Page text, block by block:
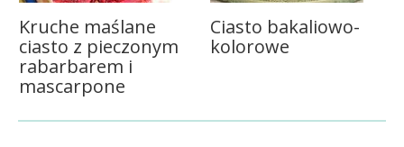
Kruche maślane
ciasto z pieczonym
rabarbarem i
mascarpone
Ciasto bakaliowo-
kolorowe